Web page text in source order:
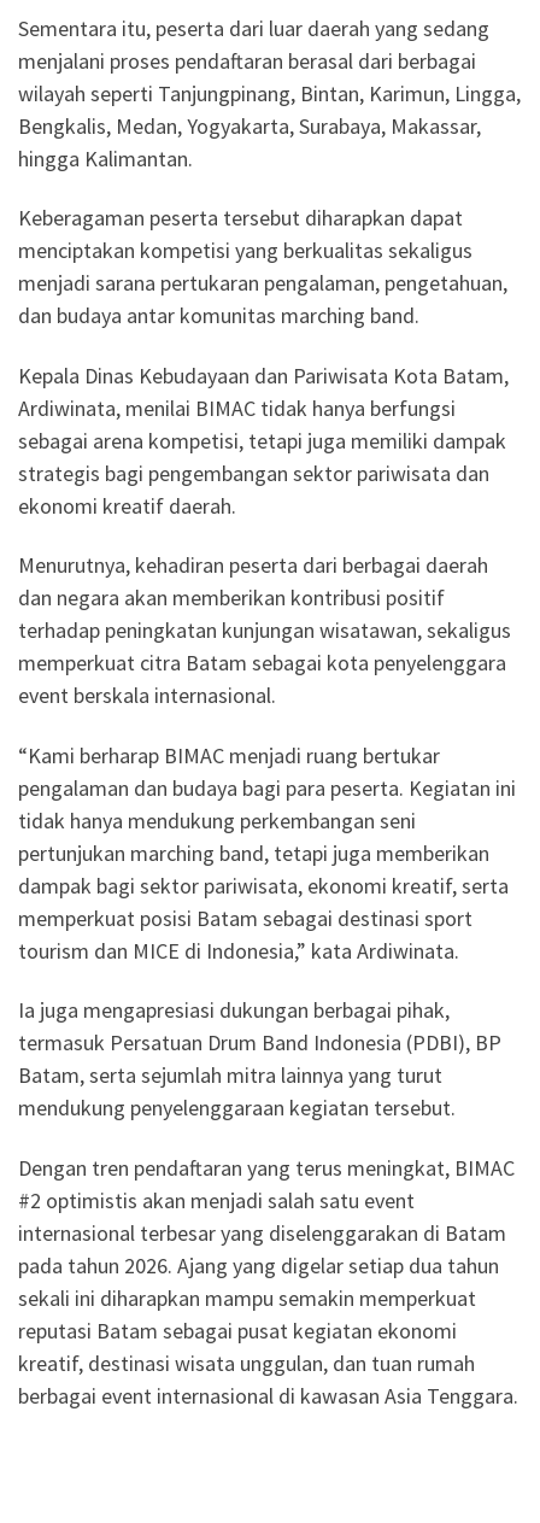
Sementara itu, peserta dari luar daerah yang sedang
menjalani proses pendaftaran berasal dari berbagai
wilayah seperti Tanjungpinang, Bintan, Karimun, Lingga,
Bengkalis, Medan, Yogyakarta, Surabaya, Makassar,
hingga Kalimantan.
Keberagaman peserta tersebut diharapkan dapat
menciptakan kompetisi yang berkualitas sekaligus
menjadi sarana pertukaran pengalaman, pengetahuan,
dan budaya antar komunitas marching band.
Kepala Dinas Kebudayaan dan Pariwisata Kota Batam,
Ardiwinata, menilai BIMAC tidak hanya berfungsi
sebagai arena kompetisi, tetapi juga memiliki dampak
strategis bagi pengembangan sektor pariwisata dan
ekonomi kreatif daerah.
Menurutnya, kehadiran peserta dari berbagai daerah
dan negara akan memberikan kontribusi positif
terhadap peningkatan kunjungan wisatawan, sekaligus
memperkuat citra Batam sebagai kota penyelenggara
event berskala internasional.
“Kami berharap BIMAC menjadi ruang bertukar
pengalaman dan budaya bagi para peserta. Kegiatan ini
tidak hanya mendukung perkembangan seni
pertunjukan marching band, tetapi juga memberikan
dampak bagi sektor pariwisata, ekonomi kreatif, serta
memperkuat posisi Batam sebagai destinasi sport
tourism dan MICE di Indonesia,” kata Ardiwinata.
Ia juga mengapresiasi dukungan berbagai pihak,
termasuk Persatuan Drum Band Indonesia (PDBI), BP
Batam, serta sejumlah mitra lainnya yang turut
mendukung penyelenggaraan kegiatan tersebut.
Dengan tren pendaftaran yang terus meningkat, BIMAC
#2 optimistis akan menjadi salah satu event
internasional terbesar yang diselenggarakan di Batam
pada tahun 2026. Ajang yang digelar setiap dua tahun
sekali ini diharapkan mampu semakin memperkuat
reputasi Batam sebagai pusat kegiatan ekonomi
kreatif, destinasi wisata unggulan, dan tuan rumah
berbagai event internasional di kawasan Asia Tenggara.